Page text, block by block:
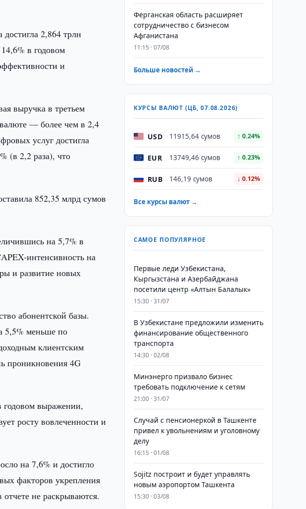
2,864 трлн
в годовом
и
выручка в третьем
— более чем в 2,4
услуг достигла
(в 2,2 раза), что
852,35 млрд сумов
на 5,7% в
интенсивность на
и развитие новых
абонентской базы.
5,5% меньше по
клиентским
проникновения 4G
годовом выражении,
росту вовлеченности и
на 7,6% и достигло
факторов укрепления
не раскрываются.
Ферганская область расширяет
сотрудничество с бизнесом
Афганистана
11:15 · 07/08
Больше новостей →
КУРСЫ ВАЛЮТ (ЦБ, 07.08.2026)
USD 11915,64 сумов ↑ 0.24%
EUR 13749,46 сумов ↑ 0.23%
RUB 146,19 сумов ↓ 0.12%
Все курсы валют →
САМОЕ ПОПУЛЯРНОЕ
Первые леди Узбекистана,
Кыргызстана и Азербайджана
посетили центр «Алтын Балалык»
15:30 · 31/07
В Узбекистане предложили изменить
финансирование общественного
транспорта
14:30 · 02/08
Минэнерго призвало бизнес
требовать подключение к сетям
21:00 · 31/07
Случай с пенсионеркой в Ташкенте
привел к увольнениям и уголовному
делу
16:15 · 01/08
Sojitz построит и будет управлять
новым аэропортом Ташкента
15:30 · 03/08